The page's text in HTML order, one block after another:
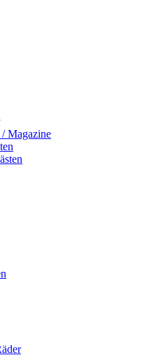
Magazine